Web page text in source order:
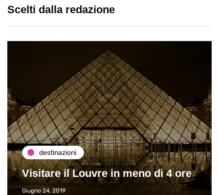
Scelti dalla redazione
destinazioni
Visitare il Louvre in meno di 4 ore
Giugno 24, 2019